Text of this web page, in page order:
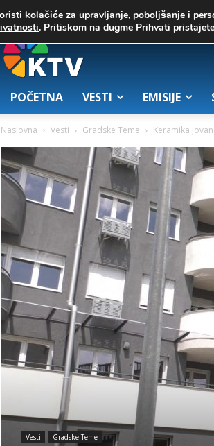
25.7 Zrenjanin 02. август 2026.
POČETNA VESTI EMISIJE
Naslovna Vesti Gradske Teme Keramika
Vesti Gradske Teme
kolačiće za upravljanje, poboljšanje i
. Pritiskom na dugme Prihvati